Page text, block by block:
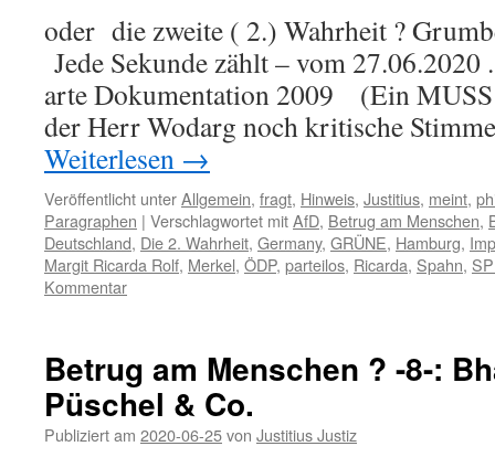
oder die zweite ( 2.) Wahrheit ?
Jede Sekunde zählt – vom
arte Dokumentation 2009 (Ein
der Herr Wodarg noch kritische
Weiterlesen →
Veröffentlicht unterAllgemein, fragt, Hinweis, Justitius, meint,
Paragraphen | Verschlagwortet mitAfD, Betrug am Menschen,
Deutschland, Die 2. Wahrheit, Germany, GRÜNE, Hamburg,
Margit Ricarda Rolf, Merkel, ÖDP, parteilos, Ricarda, Spahn,
Kommentar
Betrug am Menschen ? -8-:
Püschel & Co.
Publiziert am 2020-06-25von Justitius Justiz